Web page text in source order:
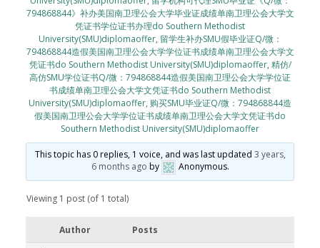
794868844》补办美国南卫理公会大学毕业证成绩单南卫理公会大学文
凭证书学位证书办理do Southern Methodist
University(SMU)diplomaoffer, 留学生补办SMU假毕业证Q/微：
794868844造假美国南卫理公会大学学位证书成绩单南卫理公会大学文
凭证书do Southern Methodist University(SMU)diplomaoffer, 精仿/
高仿SMU学位证书Q/微：794868844造假美国南卫理公会大学学位证
书成绩单南卫理公会大学文凭证书do Southern Methodist
University(SMU)diplomaoffer, 购买SMU毕业证Q/微：794868844造
假美国南卫理公会大学学位证书成绩单南卫理公会大学文凭证书do
Southern Methodist University(SMU)diplomaoffer
This topic has 0 replies, 1 voice, and was last updated 3 years,
6 months ago by Anonymous.
Viewing 1 post (of 1 total)
Author Posts